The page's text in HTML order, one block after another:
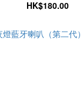
HK$180.00